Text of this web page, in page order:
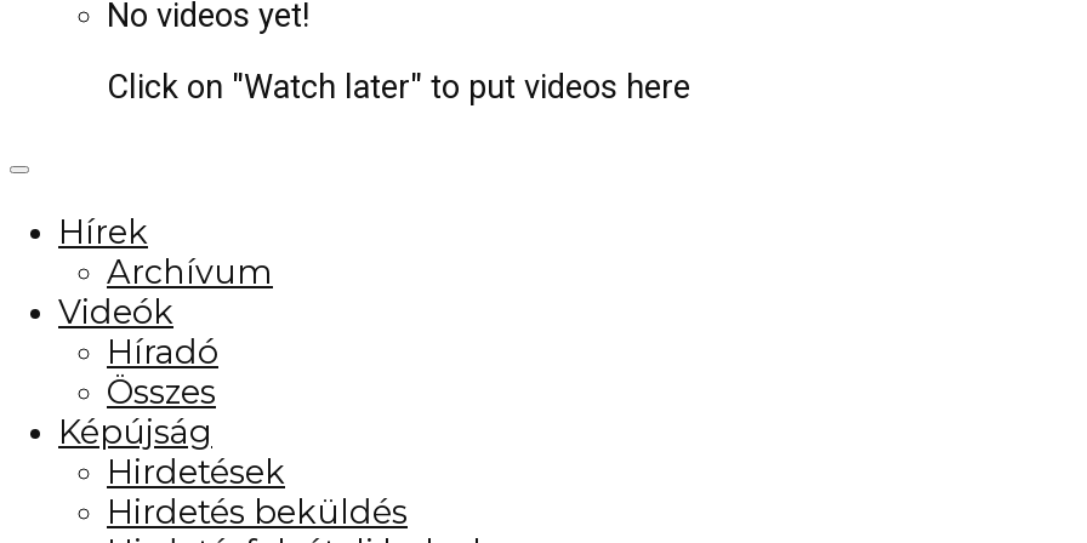
No videos yet!
Click on "Watch later" to put videos here
Hírek
Archívum
Videók
Híradó
Összes
Képújság
Hirdetések
Hirdetés beküldés